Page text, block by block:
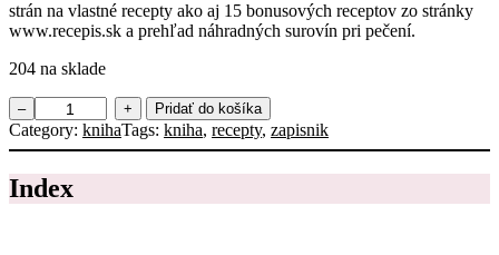
strán na vlastné recepty ako aj 15 bonusových receptov zo stránky
www.recepis.sk a prehľad náhradných surovín pri pečení.
204 na sklade
–
m
n
o
s
t
+ Pridať do košíka
Category: knihaTags: kniha, recepty, zapisnik
Index